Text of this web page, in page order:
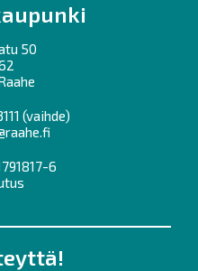
50
(vaihde)
6